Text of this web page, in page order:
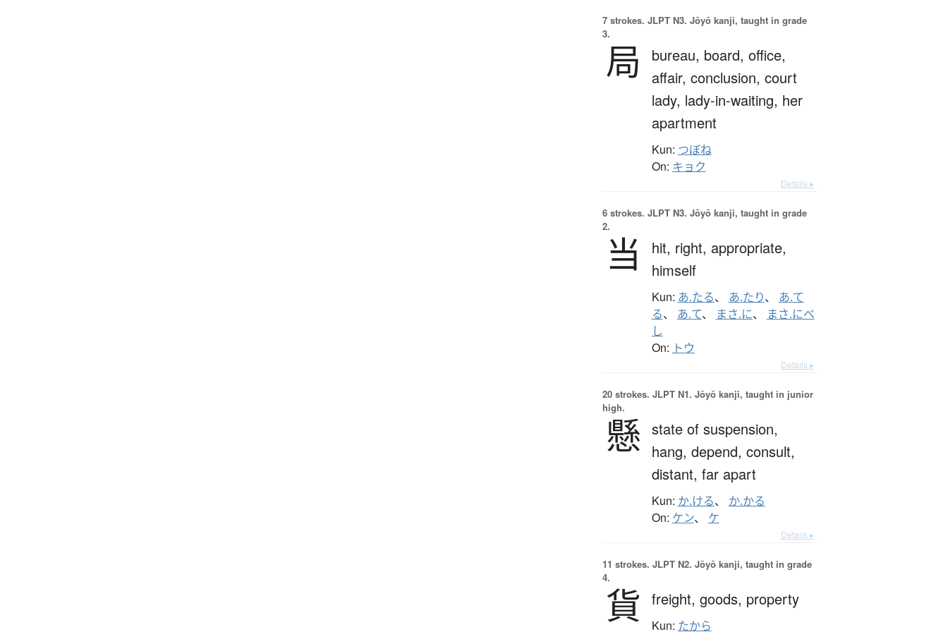
7 strokes. JLPT N3. Jōyō kanji, taught in grade
3.
局 bureau, board, office,
affair, conclusion, court
lady, lady-in-waiting, her
apartment
Kun: つぼね
On: キョク
Details ▸
6 strokes. JLPT N3. Jōyō kanji, taught in grade
2.
当 hit, right, appropriate,
himself
Kun: あ.たる、 あ.たり、 あ.て
る、 あ.て、 まさ.に、
まさ.にべ
し
On: トウ
Details ▸
20 strokes. JLPT N1. Jōyō kanji, taught in junior
high.
懸 state of suspension,
hang, depend, consult,
distant, far apart
Kun: か.ける、 か.かる
On: ケン、 ケ
Details ▸
11 strokes. JLPT N2. Jōyō kanji, taught in grade
4.
貨 freight, goods, property
Kun: たから